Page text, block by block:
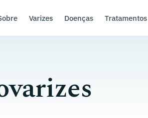
Varizes Doenças Tratamentos